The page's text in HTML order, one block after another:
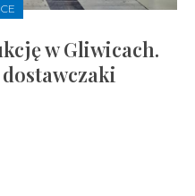
w Gliwicach.